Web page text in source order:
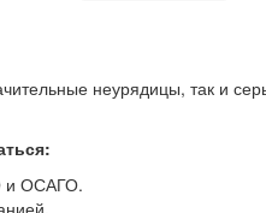
неурядицы, так и
и ОСАГО.